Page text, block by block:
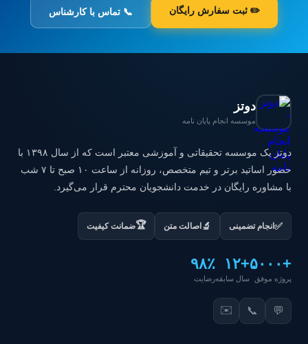
✏️ ثبت سفارش رایگان 📞 تماس با کارشناس
دوتز
موسسه انجام پایان نامه
دوتز یک موسسه تحقیقاتی و آموزشی معتبر است که از سال ۱۳۹۸ با
حضور اساتید برتر و تیم متخصص، روزانه از ساعت ۱۰ صبح تا ۷ شب
با مشاوره رایگان در خدمت دانشجویان محترم قرار می‌گیرد.
✅ انجام تضمینی 🔬 اصالت متن 🏆ضمانت کیفیت
+۵۰۰۰
پروژه موفق
+۱۲
سال سابقه
۹۸٪
رضایت
💬
📞
✉️